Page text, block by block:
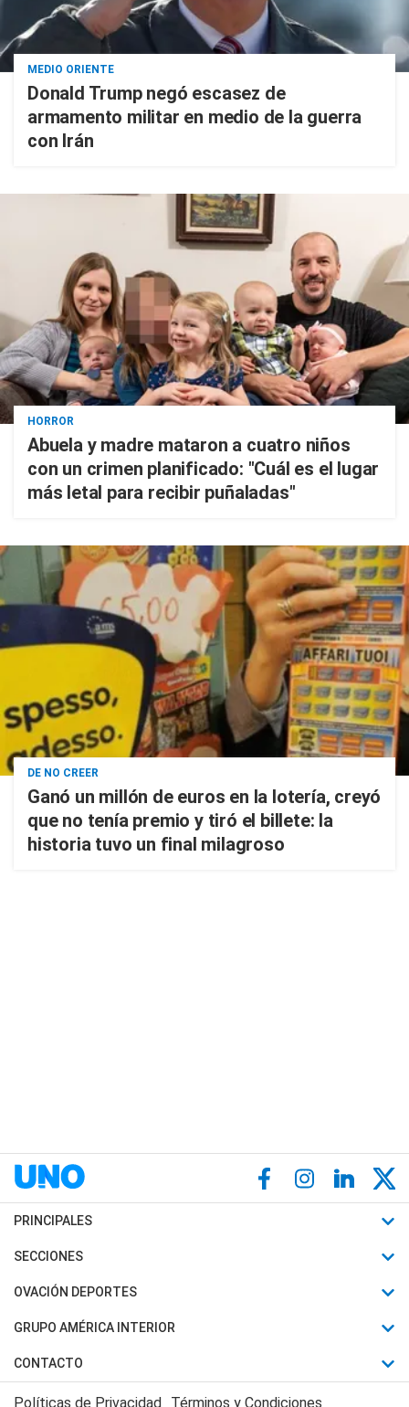
MEDIO ORIENTE
Donald Trump negó escasez de
armamento militar en medio de la guerra
con Irán
HORROR
Abuela y madre mataron a cuatro niños
con un crimen planificado: "Cuál es el lugar
más letal para recibir puñaladas"
DE NO CREER
Ganó un millón de euros en la lotería, creyó
que no tenía premio y tiró el billete: la
historia tuvo un final milagroso
PRINCIPALES
Últimas Noticias
Política
Judiciales
Economia
SECCIONES
Horóscopo
Motores
Trucos caseros
OVACIÓN DEPORTES
Fútbol
Mundial
Automovilismo
GRUPO AMÉRICA INTERIOR
Canal 7 en Vivo
CONTACTO
Acerca de Nosotros
Políticas de Privacidad Términos y Condiciones